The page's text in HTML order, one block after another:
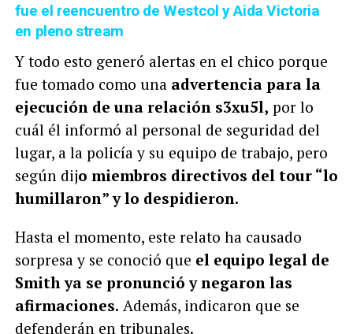
fue el reencuentro de Westcol y Aida Victoria
en pleno stream
Y todo esto generó alertas en el chico porque
fue tomado como unaadvertencia para la
ejecución de una relación s3xu5l, por lo
cuál él informó al personal de seguridad del
lugar, a la policía y su equipo de trabajo, pero
según dijo miembros directivos del tour “lo
humillaron” y lo despidieron.
Hasta el momento, este relato ha causado
sorpresa y se conoció que el equipo legal de
Smith ya se pronunció y negaron las
afirmaciones. Además, indicaron que se
defenderán en tribunales.